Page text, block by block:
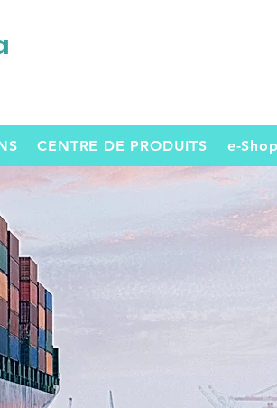
CENTRE DE PRODUITS e-Shop